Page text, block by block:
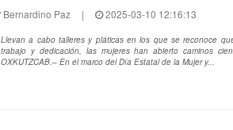
Bernardino Paz | 2025-03-10 12:16:13
Llevan a cabo talleres y pláticas en los que se reconoce
trabajo y dedicación, las mujeres han abierto caminos
OXKUTZCAB.– En el marco del Día Estatal de la Mujer y...